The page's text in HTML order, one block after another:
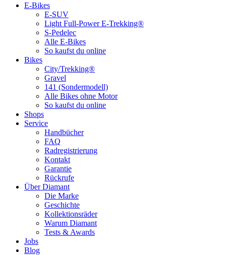
E-Bikes
E-SUV
Light Full-Power E-Trekking®
S-Pedelec
Alle E-Bikes
So kaufst du online
Bikes
City/Trekking®
Gravel
141 (Sondermodell)
Alle Bikes ohne Motor
So kaufst du online
Shops
Service
Handbücher
FAQ
Radregistrierung
Kontakt
Garantie
Rückrufe
Über Diamant
Die Marke
Geschichte
Kollektionsräder
Warum Diamant
Tests & Awards
Jobs
Blog